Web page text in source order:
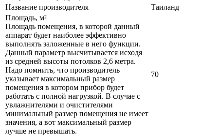
Название производителя
Таиланд
Площадь, м²
Площадь помещения, в которой данный
аппарат будет наиболее эффективно
выполнять заложенные в него функции.
Данный параметр высчитывается исходя
из средней высоты потолков 2,6 метра.
Надо помнить, что производитель
указывает максимальный размер
помещения в котором прибор будет
работать с полной нагрузкой. В случае с
увлажнителями и очистителями
минимальный размер помещения не имеет
значения, а вот максимальный размер
лучше не превышать.
70